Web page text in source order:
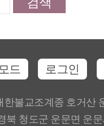
드 로그인
한불교조계종 호거산
북 청도군 운문면 운